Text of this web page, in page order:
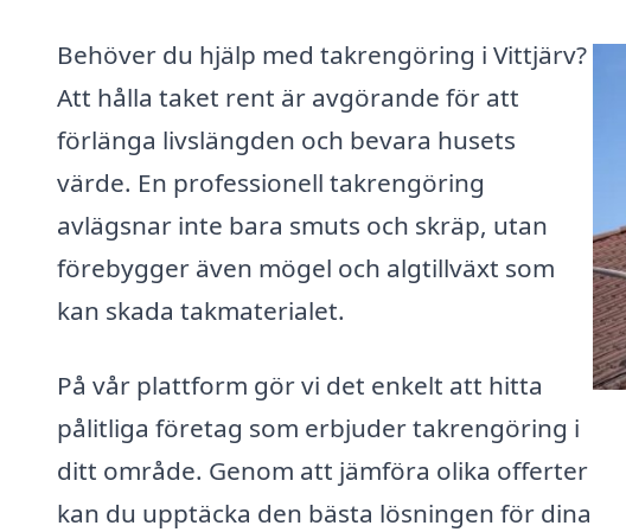
Behöver du hjälp med takrengöring i Vittjärv?
Att hålla taket rent är avgörande för att
förlänga livslängden och bevara husets
värde. En professionell takrengöring
avlägsnar inte bara smuts och skräp, utan
förebygger även mögel och algtillväxt som
kan skada takmaterialet.
På vår plattform gör vi det enkelt att hitta
pålitliga företag som erbjuder takrengöring i
ditt område. Genom att jämföra olika offerter
kan du upptäcka den bästa lösningen för dina